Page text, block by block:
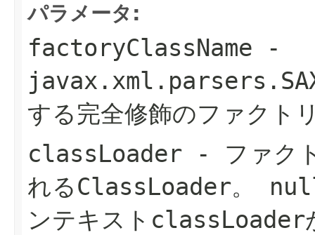
パラメータ:
factoryClassName -
する完全修飾のファクト
classLoader - ファク
れるClassLoader。
ンテキストclassLoader